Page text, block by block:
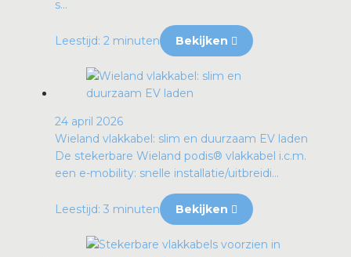
s...
Leestijd: 2 minuten Bekijken
24 april 2026
Wieland vlakkabel: slim en duurzaam EV laden
De stekerbare Wieland podis® vlakkabel i.c.m.
een e-mobility: snelle installatie/uitbreidi...
Leestijd: 3 minuten Bekijken